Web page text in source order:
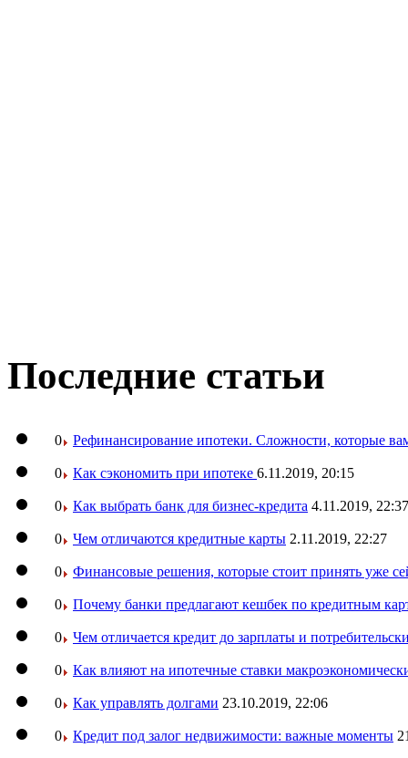
Последние статьи
0 Рефинансирование ипотеки. Сложности, которые
0 Как сэкономить при ипотеке 6.11.2019, 20:15
0 Как выбрать банк для бизнес-кредита 4.11.2019, 22:37
0 Чем отличаются кредитные карты 2.11.2019, 22:27
0 Финансовые решения, которые стоит принять уже
0 Почему банки предлагают кешбек по кредитным
0 Чем отличается кредит до зарплаты и
0 Как влияют на ипотечные ставки
0 Как управлять долгами 23.10.2019, 22:06
0 Кредит под залог недвижимости: важные моменты